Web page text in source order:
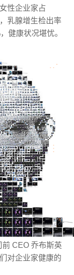
性企业家占
乳腺增生检出率
健康状况堪忧。
CEO 乔布斯英
对企业家健康的